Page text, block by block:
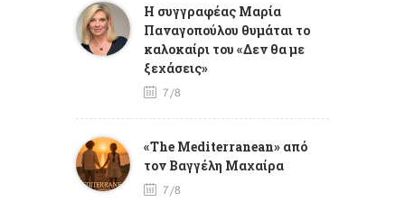
Η συγγραφέας Μαρία
Παναγοπούλου θυμάται το
καλοκαίρι του «Δεν θα με
ξεχάσεις»
7/8
«The Mediterranean» από
τον Βαγγέλη Μαχαίρα
7/8